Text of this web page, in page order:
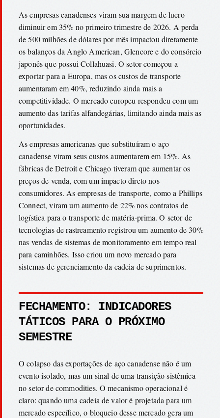
As empresas canadenses viram sua margem de lucro
diminuir em 35% no primeiro trimestre de 2026. A perda
de 500 milhões de dólares por mês impactou diretamente
os balanços da Anglo American, Glencore e do consórcio
japonês que possui Collahuasi. O setor começou a
exportar para a Europa, mas os custos de transporte
aumentaram em 40%, reduzindo ainda mais a
competitividade. O mercado europeu respondeu com um
aumento das tarifas alfandegárias, limitando ainda mais as
oportunidades.
As empresas americanas que substituíram o aço
canadense viram seus custos aumentarem em 15%. As
fábricas de Detroit e Chicago tiveram que aumentar os
preços de venda, com um impacto direto nos
consumidores. As empresas de transporte, como a Phillips
Connect, viram um aumento de 22% nos contratos de
logística para o transporte de matéria-prima. O setor de
tecnologias de rastreamento registrou um aumento de 30%
nas vendas de sistemas de monitoramento em tempo real
para caminhões. Isso criou um novo mercado para
sistemas de gerenciamento da cadeia de suprimentos.
FECHAMENTO: INDICADORES
TÁTICOS PARA O PRÓXIMO
SEMESTRE
O colapso das exportações de aço canadense não é um
evento isolado, mas um sinal de uma transição sistêmica
no setor de commodities. O mecanismo operacional é
claro: quando uma cadeia de valor é projetada para um
mercado específico, o bloqueio desse mercado gera um